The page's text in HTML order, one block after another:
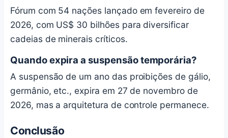
Fórum com 54 nações lançado em fevereiro de
2026, com US$ 30 bilhões para diversificar
cadeias de minerais críticos.
Quando expira a suspensão temporária?
A suspensão de um ano das proibições de gálio,
germânio, etc., expira em 27 de novembro de
2026, mas a arquitetura de controle permanece.
Conclusão